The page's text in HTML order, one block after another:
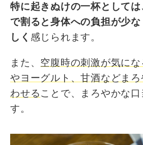
特に起きぬけの一杯として
で割ると身体への負担が少
しく 感じられます。
また、 空腹時の刺激が気に
やヨーグルト、甘酒などま
わせることで、まろやかな
す。